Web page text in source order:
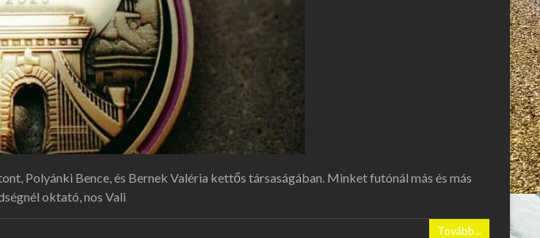
Polyánki Bence, és Bernek Valéria kettős társaságában. Minket futónál más és más
oktató, nos Vali
Tovább...